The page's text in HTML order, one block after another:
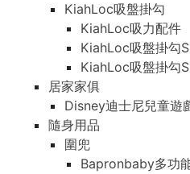
KiahLoc吸盤掛勾
KiahLoc吸力配件
KiahLoc吸盤掛勾
KiahLoc吸盤掛勾
居家家俱
Disney迪士尼兒童遊
隨身用品
圍兜
Bapronbaby多功